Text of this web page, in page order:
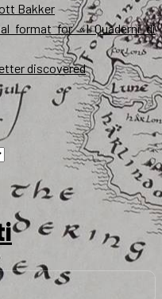
Bakker
format for «I Quaderni di
discovered